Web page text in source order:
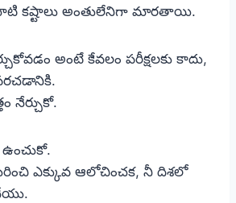
కష్టాలు అంతులేనిగా మారతాయి.
అంటే కేవలం పరీక్షలకు కాదు,
నేర్చుకో.
ఎక్కువ ఆలోచించక, నీ దిశలో